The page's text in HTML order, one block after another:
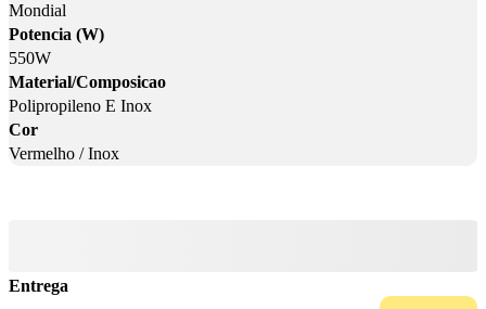
Mondial
Potencia (W)
550W
Material/Composicao
Polipropileno E Inox
Cor
Vermelho / Inox
Entrega